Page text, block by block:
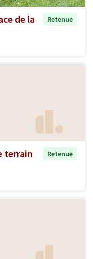
de la
Retenue
terrain
Retenue